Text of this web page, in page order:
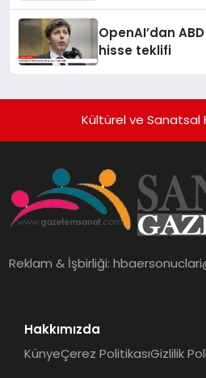
OpenAI’dan
hisse teklifi
Kültürel ve Sanatsal
Reklam & İşbirliği:
Hakkımızda
KünyeÇerez PolitikasıGizlilik